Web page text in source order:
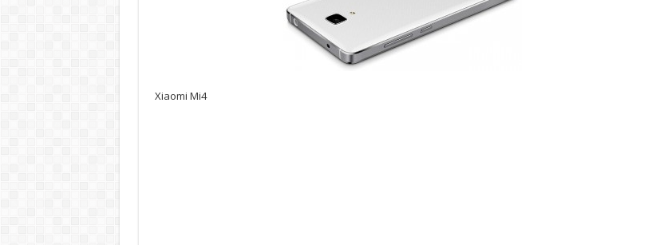
Xiaomi Mi4